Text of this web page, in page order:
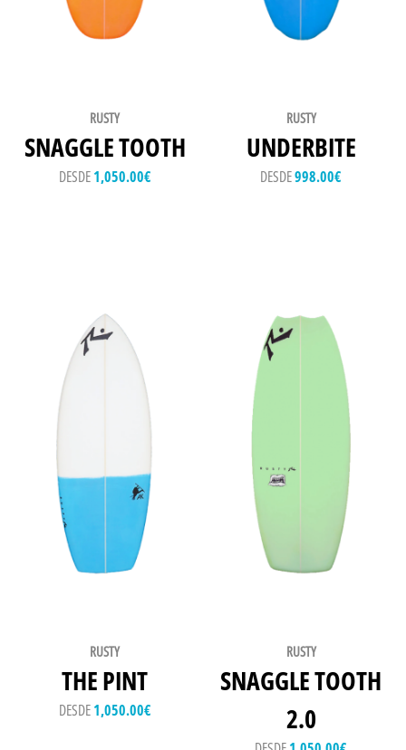
RUSTY
SNAGGLE TOOTH
DESDE1,050.00€
RUSTY
UNDERBITE
DESDE998.00€
RUSTY
THE PINT
DESDE1,050.00€
RUSTY
SNAGGLE TOOTH
2.0